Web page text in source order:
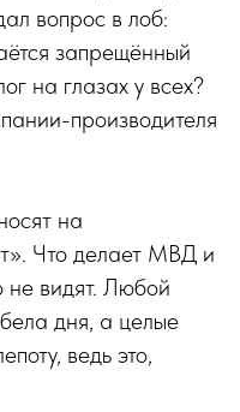
вопрос в лоб:
запрещённый
на глазах у всех?
производителя
на
Что делает МВД и
не видят. Любой
дня, а целые
ведь это,